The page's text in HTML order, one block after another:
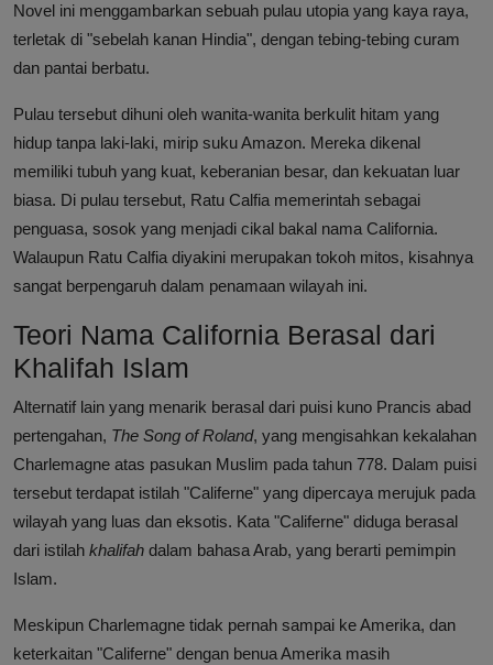
Novel ini menggambarkan sebuah pulau utopia yang kaya raya,
terletak di "sebelah kanan Hindia", dengan tebing-tebing curam
dan pantai berbatu.
Pulau tersebut dihuni oleh wanita-wanita berkulit hitam yang
hidup tanpa laki-laki, mirip suku Amazon. Mereka dikenal
memiliki tubuh yang kuat, keberanian besar, dan kekuatan luar
biasa. Di pulau tersebut, Ratu Calfia memerintah sebagai
penguasa, sosok yang menjadi cikal bakal nama California.
Walaupun Ratu Calfia diyakini merupakan tokoh mitos, kisahnya
sangat berpengaruh dalam penamaan wilayah ini.
Teori Nama California Berasal dari
Khalifah Islam
Alternatif lain yang menarik berasal dari puisi kuno Prancis abad
pertengahan, The Song of Roland, yang mengisahkan kekalahan
Charlemagne atas pasukan Muslim pada tahun 778. Dalam puisi
tersebut terdapat istilah "Califerne" yang dipercaya merujuk pada
wilayah yang luas dan eksotis. Kata "Califerne" diduga berasal
dari istilah khalifah dalam bahasa Arab, yang berarti pemimpin
Islam.
Meskipun Charlemagne tidak pernah sampai ke Amerika, dan
keterkaitan "Califerne" dengan benua Amerika masih